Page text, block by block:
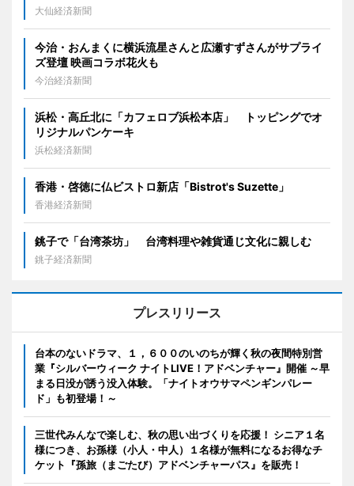
大仙経済新聞
今治・おんまくに横浜流星さんと広瀬すずさんがサプライ
ズ登壇 映画コラボ花火も
今治経済新聞
浜松・高丘北に「カフェロブ浜松本店」 トッピングでオ
リジナルパンケーキ
浜松経済新聞
香港・啓徳に仏ビストロ新店「Bistrot's Suzette」
香港経済新聞
銚子で「台湾茶坊」 台湾料理や雑貨通じ文化に親しむ
銚子経済新聞
プレスリリース
台本のないドラマ、１，６００のいのちが輝く秋の夜間特別営
業『シルバーウィーク ナイトLIVE！アドベンチャー』開催 ～早
まる日没が誘う没入体験。「ナイトオウサマペンギンパレー
ド」も初登場！～
三世代みんなで楽しむ、秋の思い出づくりを応援！ シニア１名
様につき、お孫様（小人・中人）１名様が無料になるお得なチ
ケット『孫旅（まごたび）アドベンチャーパス』を販売！